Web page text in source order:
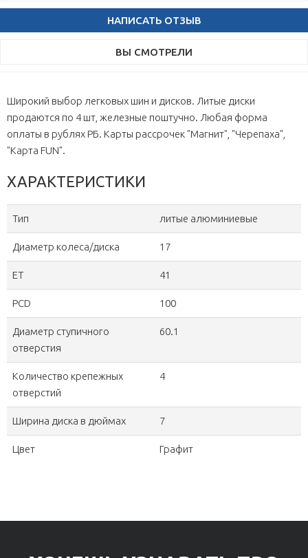
НАПИСАТЬ ОТЗЫВ
ВЫ СМОТРЕЛИ
Широкий выбор легковых шин и дисков. Литые диски
продаются по 4 шт, железные поштучно. Любая форма
оплаты в рублях РБ. Карты рассрочек "Магнит", "Черепаха",
"Карта FUN".
ХАРАКТЕРИСТИКИ
Тип литые алюминиевые
Диаметр колеса/диска 17
ET 41
PCD 100
Диаметр ступичного
отверстия
60.1
Количество крепежных
отверстий
4
Ширина диска в дюймах 7
Цвет Графит